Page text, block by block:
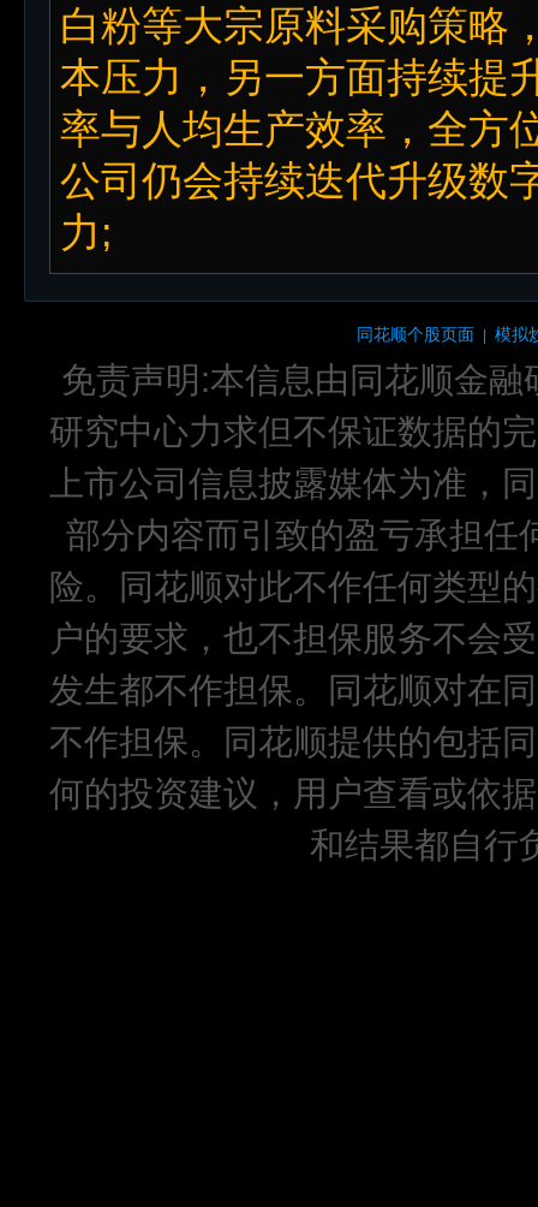
白粉等大宗原料采购策略
本压力，另一方面持续提
率与人均生产效率，全方
公司仍会持续迭代升级数
力;
同花顺个股页面 | 模拟
免责声明:本信息由同花顺金
研究中心力求但不保证数据的
上市公司信息披露媒体为准，
部分内容而引致的盈亏承担任
险。同花顺对此不作任何类型
户的要求，也不担保服务不会
发生都不作担保。同花顺对在
不作担保。同花顺提供的包括
何的投资建议，用户查看或依
和结果都自行